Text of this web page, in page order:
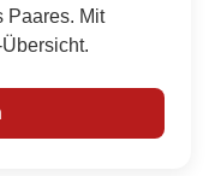
Paares. Mit